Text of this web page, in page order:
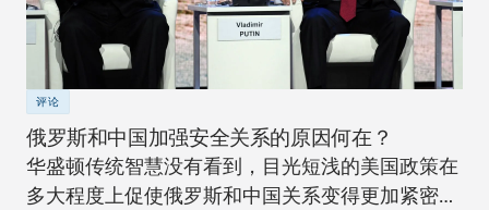
评论
俄罗斯和中国加强安全关系的原因何在？
华盛顿传统智慧没有看到，目光短浅的美国政策在
多大程度上促使俄罗斯和中国关系变得更加紧密。